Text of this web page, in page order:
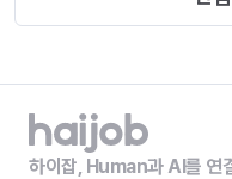
하이잡, Human과 AI를 연